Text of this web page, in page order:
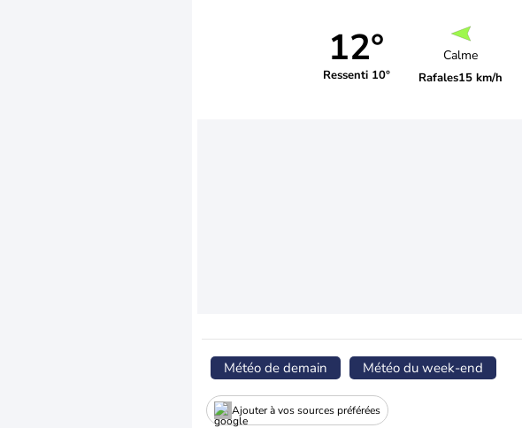
12°
Ressenti 10°
Calme
Rafales15 km/h
Météo de demain Météo du week-end
Ajouter à vos sources préférées